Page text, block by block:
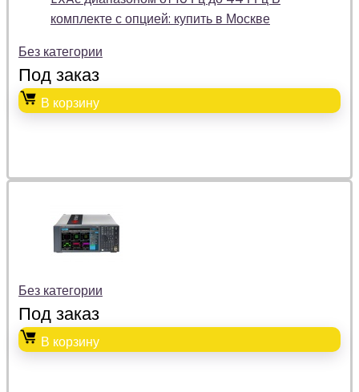
Без категории
Под заказ
В корзину
Без категории
Под заказ
В корзину